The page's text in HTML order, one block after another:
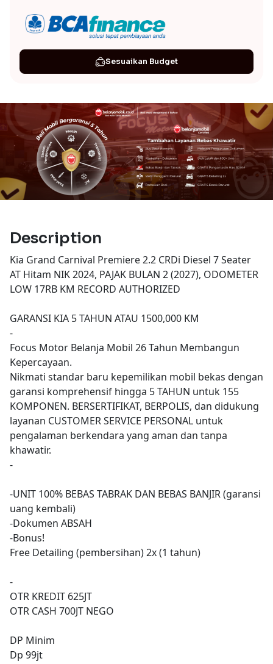
Sesuaikan Budget
Description
Kia Grand Carnival Premiere 2.2 CRDi Diesel 7 Seater
AT Hitam NIK 2024, PAJAK BULAN 2 (2027), ODOMETER
LOW 17RB KM RECORD AUTHORIZED
GARANSI KIA 5 TAHUN ATAU 1500,000 KM
-
Focus Motor Belanja Mobil 26 Tahun Membangun
Kepercayaan.
Nikmati standar baru kepemilikan mobil bekas dengan
garansi komprehensif hingga 5 TAHUN untuk 155
KOMPONEN. BERSERTIFIKAT, BERPOLIS, dan didukung
layanan CUSTOMER SERVICE PERSONAL untuk
pengalaman berkendara yang aman dan tanpa
khawatir.
-
-UNIT 100% BEBAS TABRAK DAN BEBAS BANJIR (garansi
uang kembali)
-Dokumen ABSAH
-Bonus!
Free Detailing (pembersihan) 2x (1 tahun)
-
OTR KREDIT 625JT
OTR CASH 700JT NEGO
DP Minim
Dp 99jt